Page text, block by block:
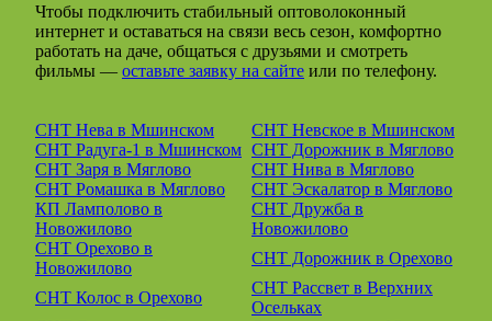
Чтобы подключить стабильный оптоволоконный
интернет и оставаться на связи весь сезон, комфортно
работать на даче, общаться с друзьями и смотреть
фильмы — оставьте заявку на сайте или по телефону.
СНТ Нева в Мшинском
СНТ Невское в Мшинском
СНТ Радуга-1 в Мшинском СНТ Дорожник в Мяглово
СНТ Заря в Мяглово
СНТ Нива в Мяглово
СНТ Ромашка в Мяглово
СНТ Эскалатор в Мяглово
КП Ламполово в
Новожилово
СНТ Дружба в
Новожилово
СНТ Орехово в
Новожилово
СНТ Дорожник в Орехово
СНТ Колос в Орехово
СНТ Рассвет в Верхних
Осельках